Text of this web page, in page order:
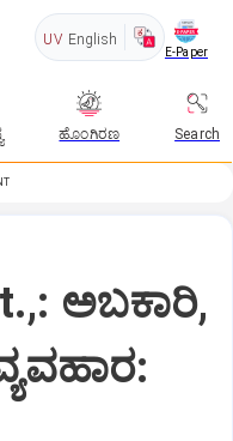
UV English
E-Paper
ಹೊಂಗಿರಣ Search
ಅಬಕಾರಿ,